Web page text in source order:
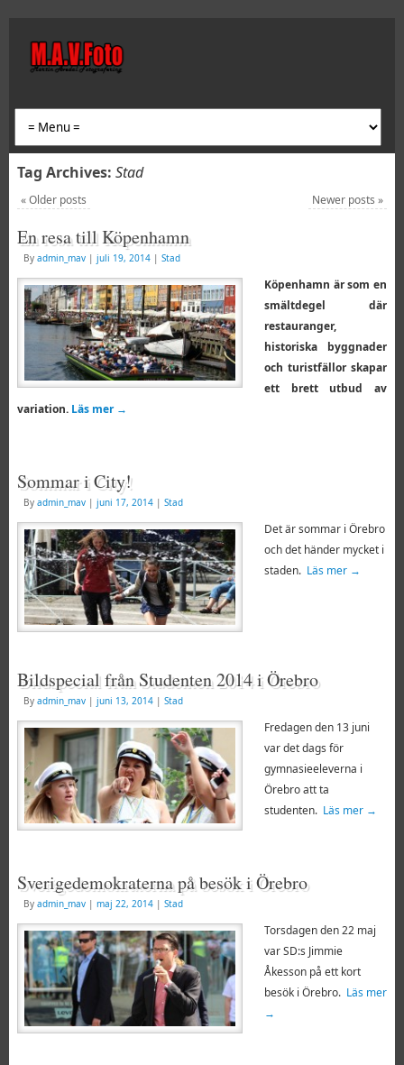
Tag Archives: Stad
«Older posts Newer posts»
En resa till Köpenhamn
By admin_mav | juli 19, 2014 | Stad
Köpenhamn är som en
smältdegel där
restauranger,
historiska byggnader
och turistfällor skapar
ett brett utbud av
variation. Läs mer →
Sommar i City!
By admin_mav | juni 17, 2014 | Stad
Det är sommar i Örebro
och det händer mycket i
staden. Läs mer →
Bildspecial från Studenten 2014 i Örebro
By admin_mav | juni 13, 2014 | Stad
Fredagen den 13 juni
var det dags för
gymnasieeleverna i
Örebro att ta
studenten. Läs mer →
Sverigedemokraterna på besök i Örebro
By admin_mav | maj 22, 2014 | Stad
Torsdagen den 22 maj
var SD:s Jimmie
Åkesson på ett kort
besök i Örebro. Läs mer
→